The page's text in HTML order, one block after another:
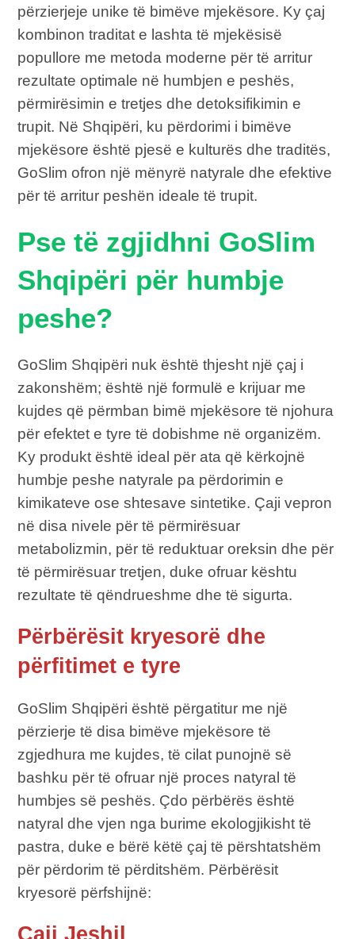
përzierjeje unike të bimëve mjekësore. Ky çaj
kombinon traditat e lashta të mjekësisë
popullore me metoda moderne për të arritur
rezultate optimale në humbjen e peshës,
përmirësimin e tretjes dhe detoksifikimin e
trupit. Në Shqipëri, ku përdorimi i bimëve
mjekësore është pjesë e kulturës dhe traditës,
GoSlim ofron një mënyrë natyrale dhe efektive
për të arritur peshën ideale të trupit.
Pse të zgjidhni GoSlim
Shqipëri për humbje
peshe?
GoSlim Shqipëri nuk është thjesht një çaj i
zakonshëm; është një formulë e krijuar me
kujdes që përmban bimë mjekësore të njohura
për efektet e tyre të dobishme në organizëm.
Ky produkt është ideal për ata që kërkojnë
humbje peshe natyrale pa përdorimin e
kimikateve ose shtesave sintetike. Çaji vepron
në disa nivele për të përmirësuar
metabolizmin, për të reduktuar oreksin dhe për
të përmirësuar tretjen, duke ofruar kështu
rezultate të qëndrueshme dhe të sigurta.
Përbërësit kryesorë dhe
përfitimet e tyre
GoSlim Shqipëri është përgatitur me një
përzierje të disa bimëve mjekësore të
zgjedhura me kujdes, të cilat punojnë së
bashku për të ofruar një proces natyral të
humbjes së peshës. Çdo përbërës është
natyral dhe vjen nga burime ekologjikisht të
pastra, duke e bërë këtë çaj të përshtatshëm
për përdorim të përditshëm. Përbërësit
kryesorë përfshijnë: